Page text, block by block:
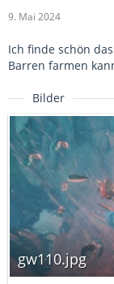
9. Mai 2024
Ich finde schön
Barren farmen
Bilder
gw110.jpg